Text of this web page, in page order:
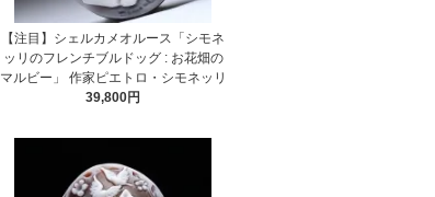
【注目】シェルカメオルース「シモネ
ッリのフレンチブルドッグ : お花畑の
マルビー」 作家ピエトロ・シモネッリ
39,800円